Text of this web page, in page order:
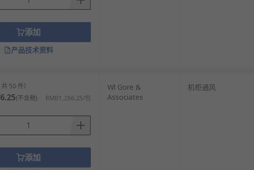
添加
产品技术资料
50 件）
(不含税) RMB1,286.25/包
添加
Wl Gore &
Associates
机柜通风